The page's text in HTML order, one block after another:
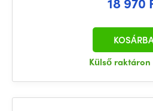
Külső raktáron